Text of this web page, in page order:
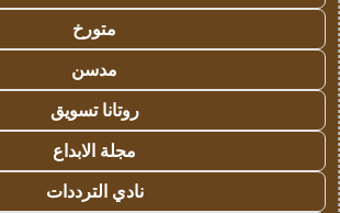
متورخ
مدسن
روتانا تسويق
مجلة الابداع
نادي الترددات